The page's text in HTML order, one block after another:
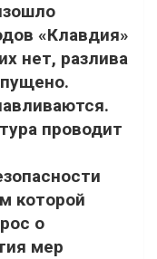
«Клавдия»
нет, разлива
проводит
которой
о
мер